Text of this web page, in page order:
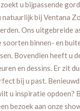
u bijpassende
natuurlijk bij Ventana
Ons uitgebreide
binnen- en
Bovendien heeft u
en dessins. Er zit
bij u past.
u inspiratie opdoen?
bezoek aan onze